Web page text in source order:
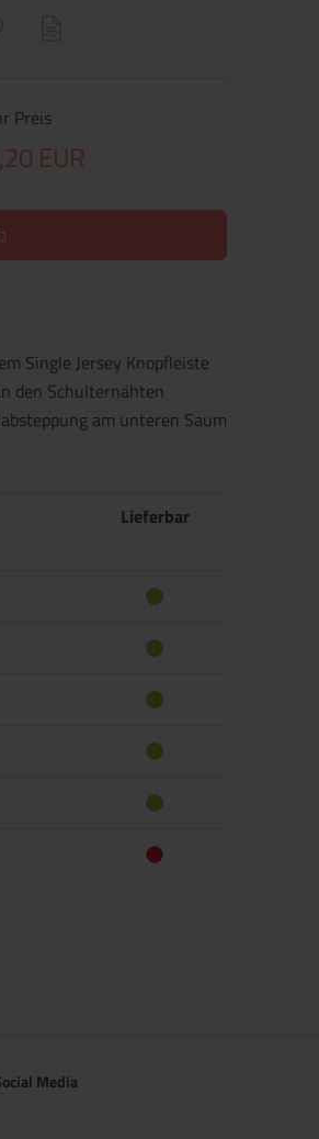
Preis
EUR
Single Jersey Knopfleiste
den Schulternähten
am unteren Saum
Lieferbar
Media